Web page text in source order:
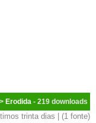
> Erodida - 219
trinta dias | (1 fonte)